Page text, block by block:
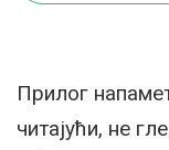
Прилог
читајући, не